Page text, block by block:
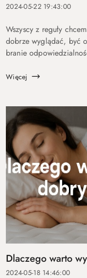
2024-05-22 19:43:00
Wszyscy z reguły
dobrze wyglądać, być
branie
tego są medycy, di...
Więcej
Dlaczego warto
2024-05-18 14:46:00